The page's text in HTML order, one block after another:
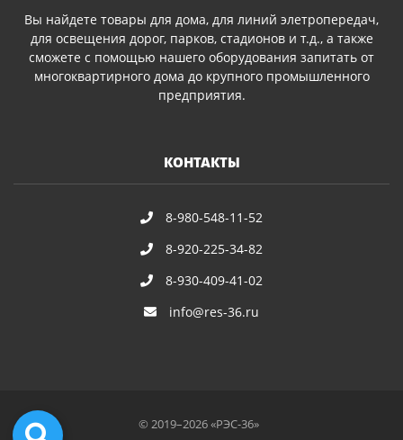
Вы найдете товары для дома, для линий элетропередач,
для освещения дорог, парков, стадионов и т.д., а также
сможете с помощью нашего оборудования запитать от
многоквартирного дома до крупного промышленного
предприятия.
КОНТАКТЫ
8-980-548-11-52
8-920-225-34-82
8-930-409-41-02
info@res-36.ru
© 2019–2026 «РЭС-36»